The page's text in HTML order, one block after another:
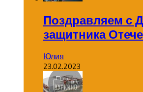
Поздравляем с
защитника
Юлия
23.02.2023